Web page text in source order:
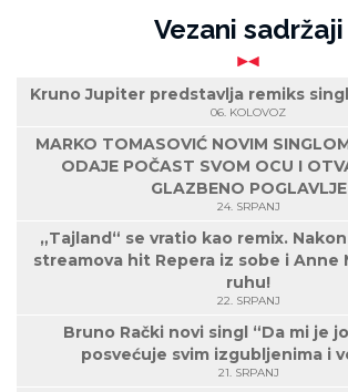
Vezani sadržaji
Kruno Jupiter predstavlja remiks
06. KOLOVOZ
MARKO TOMASOVIĆ NOVIM
ODAJE POČAST SVOM OCU I
GLAZBENO POGLAVLJE
24. SRPANJ
„Tajland“ se vratio kao remix.
streamova hit Repera iz sobe i Anne
ruhu!
22. SRPANJ
Bruno Rački novi singl “Da mi je
posvećuje svim izgubljenima i
21. SRPANJ